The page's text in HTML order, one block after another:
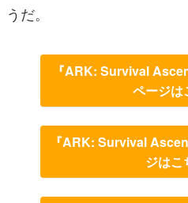
うだ。
『ARK: Survival
ページは
『ARK: Survival
ジはこ